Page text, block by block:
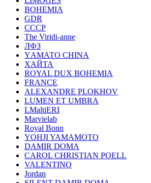
BOHEMIA
GDR
СССР
The Viridi-anne
ЛФЗ
YАМАТО CHINA
ХАЙТА
ROYAL DUX BOHEMIA
FRANCE
ALEXANDRE PLOKHOV
LUMEN ET UMBRA
LMaltiERI
Marvielab
Royal Bonn
YOHJI YAMAMOTO
DAMIR DOMA
CAROL CHRISTIAN POELL
VALENTINO
Jordan